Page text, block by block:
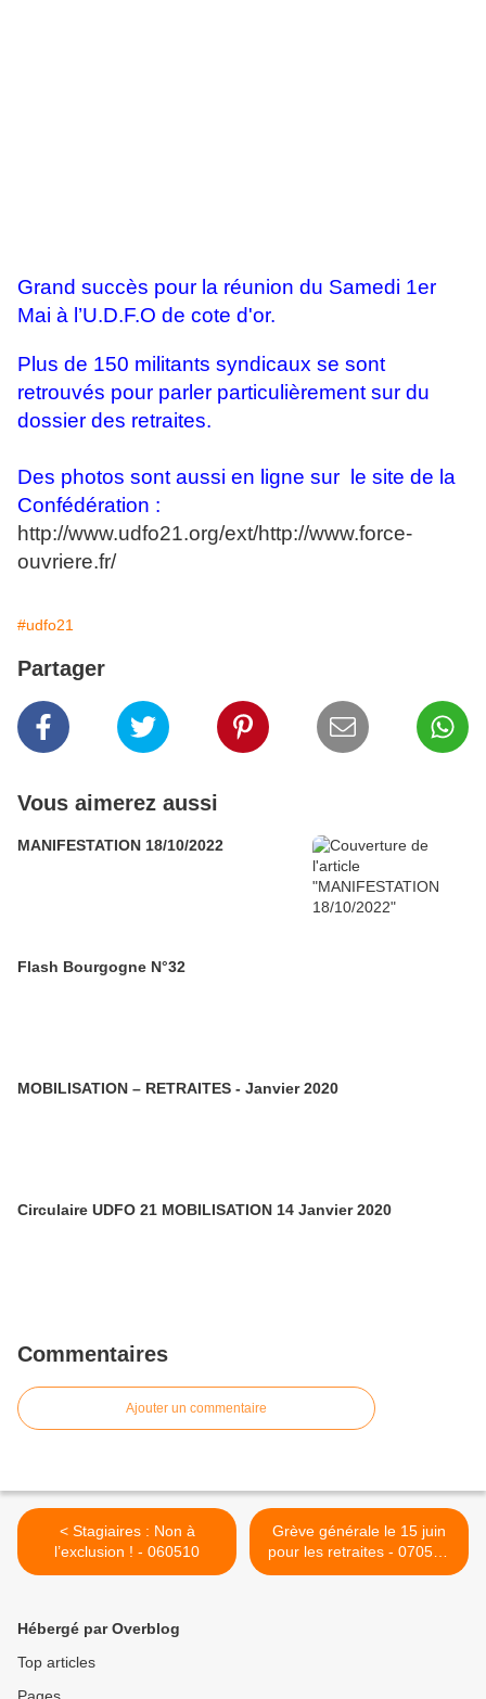
Grand succès pour la réunion du Samedi 1er
Mai à l’U.D.F.O de cote d'or.
Plus de 150 militants syndicaux se sont
retrouvés pour parler particulièrement sur du
dossier des retraites.
Des photos sont aussi en ligne sur le site de la
Confédération :
http://www.udfo21.org/ext/http://www.force-
ouvriere.fr/
#udfo21
Partager
Vous aimerez aussi
MANIFESTATION 18/10/2022
Flash Bourgogne N°32
MOBILISATION – RETRAITES - Janvier 2020
Circulaire UDFO 21 MOBILISATION 14 Janvier 2020
Commentaires
Ajouter un commentaire
< Stagiaires : Non à
l’exclusion ! - 060510
Grève générale le 15 juin
pour les retraites - 070510
>
Hébergé par Overblog
Top articles